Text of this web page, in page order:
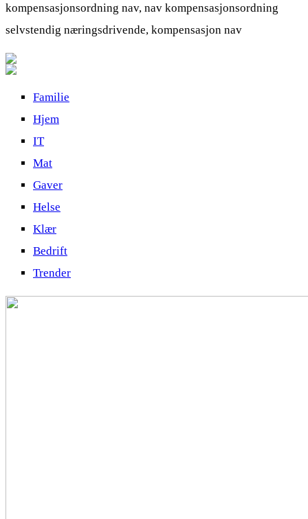
kompensasjonsordning nav, nav kompensasjonsordning
selvstendig næringsdrivende, kompensasjon nav
Familie
Hjem
IT
Mat
Gaver
Helse
Klær
Bedrift
Trender